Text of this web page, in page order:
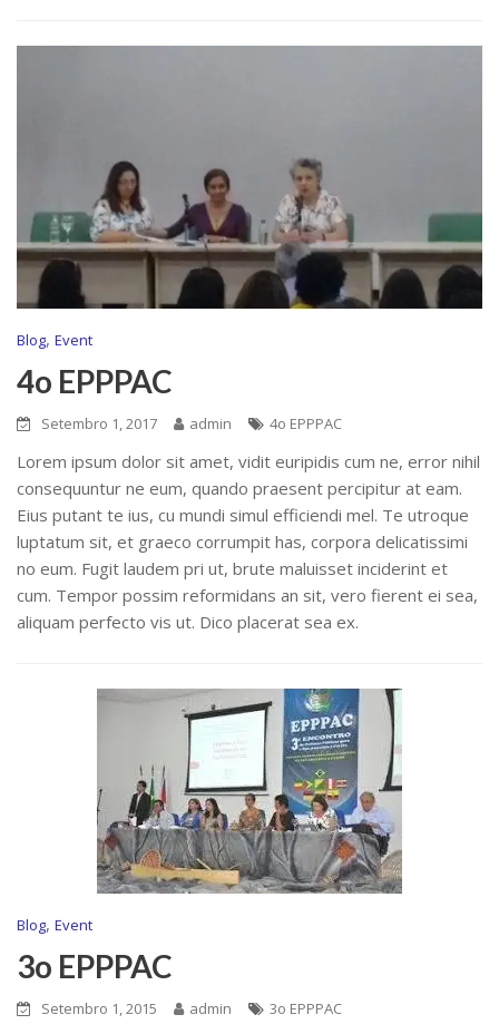
Blog, Event
4o EPPPAC
Setembro 1, 2017 admin 4o EPPPAC
Lorem ipsum dolor sit amet, vidit euripidis cum ne, error nihil
consequuntur ne eum, quando praesent percipitur at eam.
Eius putant te ius, cu mundi simul efficiendi mel. Te utroque
luptatum sit, et graeco corrumpit has, corpora delicatissimi
no eum. Fugit laudem pri ut, brute maluisset inciderint et
cum. Tempor possim reformidans an sit, vero fierent ei sea,
aliquam perfecto vis ut. Dico placerat sea ex.
Blog, Event
3o EPPPAC
Setembro 1, 2015 admin 3o EPPPAC